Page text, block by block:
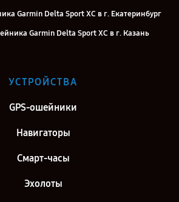
Garmin Delta Sport XC в г. Екатеринбург
Garmin Delta Sport XC в г. Казань
Garmin Delta Sport XC в г. Москва
Garmin Delta Sport XC в г. Санкт-Петербург
УСТРОЙСТВА
GPS-ошейники
Навигаторы
Смарт-часы
Эхолоты